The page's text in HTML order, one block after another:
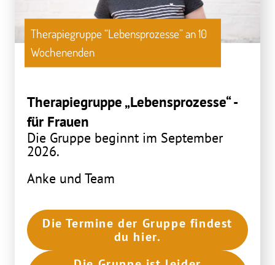
Therapiegruppe “Lebensprozesse” an 10
Wochenenden
Therapiegruppe „Lebensprozesse“ -
für Frauen
Die Gruppe beginnt im September
2026.
Anke und Team
Die Termine der Gruppe findest
du hier.